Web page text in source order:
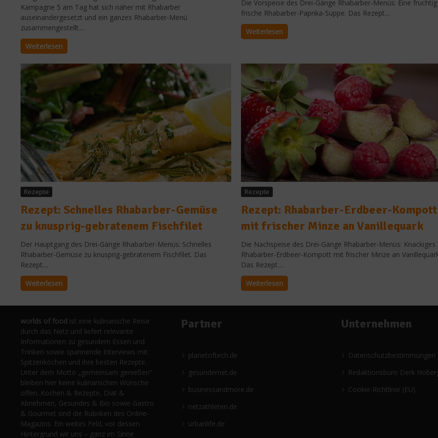
Kampagne 5 am Tag hat sich näher mit Rhabarber
auseinandergesetzt und ein ganzes Rhabarber-Menü
zusammengestellt....
Weiterlesen
Die Vorspeise des Drei-Gänge Rhabarber-Menüs: Eine
frische Rhabarber-Paprika-Suppe. Das Rezept....
Weiterlesen
Rezepte
Rezept: Schnelles Rhabarber-Gemüse
zu knusprig-gebratenem Fischfilet
Der Hauptgang des Drei-Gänge Rhabarber-Menüs: Schnelles
Rhabarber-Gemüse zu knusprig-gebratenem Fischfilet. Das
Rezept....
Weiterlesen
Rezepte
Rezept: Rhabarber-Erdbeer-Kompott
mit frischer Minze an Vanillequark
Die Nachspeise des Drei-Gänge Rhabarber-Menüs: Knackiges
Rhabarber-Erdbeer-Kompott mit frischer Minze an
Das Rezept....
Weiterlesen
worlds of food ist eine kulinarische Reise
durch das Netz und liefert relevante
Informationen zu gesundem Essen und
Trinken sowie spannende Interviews mit
Spitzenköchen und ihre besten Rezepte.
Unter dem Motto „gemeinsam genießen“
bleiben hier keine kulinarischen Wünsche
offen. Kochen & Rezepte, Diät &
Abnehmen, Gesundes & Bio sowie Gastro
& Gourmet sind die Rubriken des Online-
Magazins. Ein weites Feld, vor dessen
Hintergrund wir uns – ganz im Sinne
Partner
planetoftech.de
gesündernet.de
businessandmore.de
netzathleten.de
urbanlife.de
Unternehmen
Datenschutzbestimmungen
Redaktionsbüro Derk
Cookie-Richtlinie (EU)